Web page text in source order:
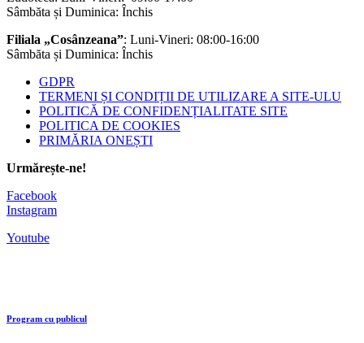
Sâmbăta și Duminica: Închis
Filiala „Cosânzeana”: Luni-Vineri: 08:00-16:00
Sâmbăta și Duminica: Închis
GDPR
TERMENI ȘI CONDIȚII DE UTILIZARE A SITE-ULU
POLITICĂ DE CONFIDENȚIALITATE SITE
POLITICA DE COOKIES
PRIMĂRIA ONEȘTI
Urmărește-ne!
Facebook
Instagram
Youtube
Program cu publicul